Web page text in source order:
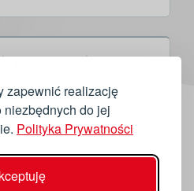
zapewnić realizację
niezbędnych do jej
Polityka Prywatności
cookies Nasze strony